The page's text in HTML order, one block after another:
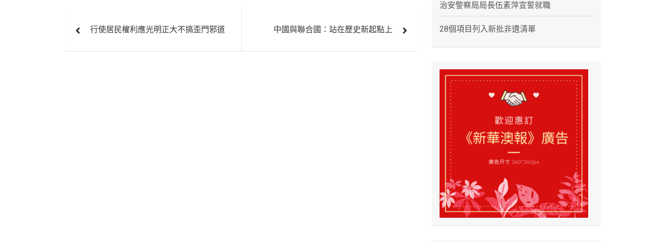
章
行使居民權利應光明正大不搞歪門邪道 中國與聯合國：站在歷史新起點上
治安警察局局長伍素萍宣誓就職
28個項目列入新批非遺清單